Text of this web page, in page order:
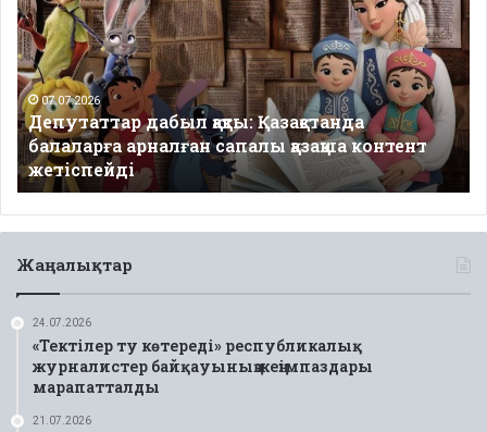
қақты:
Қазақстанда
балаларға
арналған
сапалы
қазақша
контент
жетіспейді
07.07.2026
Депутаттар дабыл қақты: Қазақстанда
балаларға арналған сапалы қазақша контент
жетіспейді
Жаңалықтар
24.07.2026
«Тектілер ту көтереді» республикалық
журналистер байқауының жеңімпаздары
марапатталды
21.07.2026